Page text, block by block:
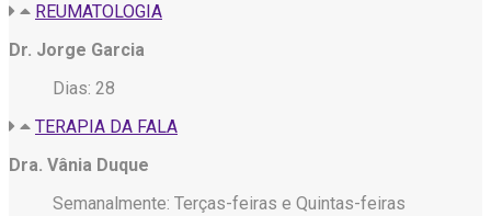
REUMATOLOGIA
Dr. Jorge Garcia
Dias: 28
TERAPIA DA FALA
Dra. Vânia Duque
Semanalmente: Terças-feiras e Quintas-feiras